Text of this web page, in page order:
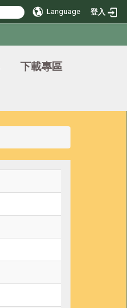
Language 登入
下載專區